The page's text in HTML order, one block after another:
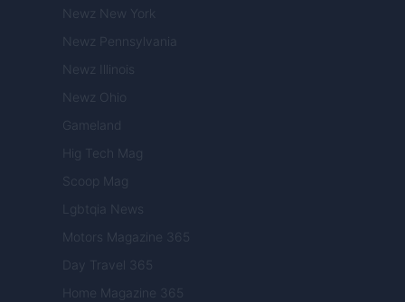
Newz New York
Newz Pennsylvania
Newz Illinois
Newz Ohio
Gameland
Hig Tech Mag
Scoop Mag
Lgbtqia News
Motors Magazine 365
Day Travel 365
Home Magazine 365